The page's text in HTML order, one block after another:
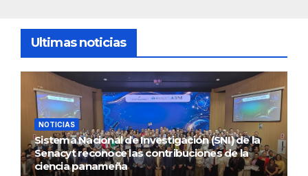
Ultimas noticias
NOTICIAS
Sistema Nacional de Investigación (SNI) de la
Senacyt reconoce las contribuciones de la
ciencia panameña